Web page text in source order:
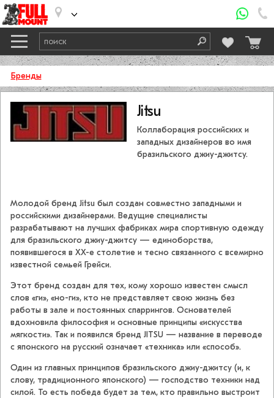
Бренды
Jitsu
Коллаборация российских и
западных дизайнеров во имя
бразильского джиу-джитсу.
Молодой бренд Jitsu был создан совместно западными и
российскими дизайнерами. Ведущие специалисты
разрабатывают на лучших фабриках мира спортивную одежду
для бразильского джиу-джитсу — единоборства,
появившегося в XX-е столетие и тесно связанного с всемирно
известной семьей Грейси.
Этот бренд создан для тех, кому хорошо известен смысл
слов «ги», «но-ги», кто не представляет свою жизнь без
работы в зале и постоянных спаррингов. Основателей
вдохновила философия и основные принципы «искусства
мягкости». Так и появился бренд JITSU — название в переводе
с японского на русский означает «техника» или «способ».
Один из главных принципов бразильского джиу-джитсу (и, к
слову, традиционного японского) — господство техники над
силой. То есть победа будет за тем, кто правильно выстроит